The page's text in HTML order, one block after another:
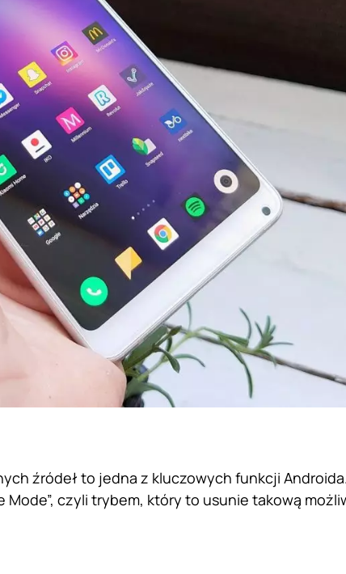
źródeł to jedna z kluczowych funkcji
Mode”, czyli trybem, który to usunie takową